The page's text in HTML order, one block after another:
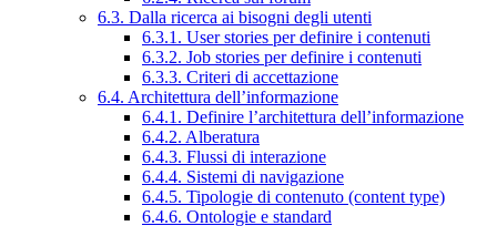
6.3. Dalla ricerca ai bisogni degli utenti
6.3.1. User stories per definire i contenuti
6.3.2. Job stories per definire i contenuti
6.3.3. Criteri di accettazione
6.4. Architettura dell’informazione
6.4.1. Definire l’architettura dell’informazione
6.4.2. Alberatura
6.4.3. Flussi di interazione
6.4.4. Sistemi di navigazione
6.4.5. Tipologie di contenuto (content type)
6.4.6. Ontologie e standard